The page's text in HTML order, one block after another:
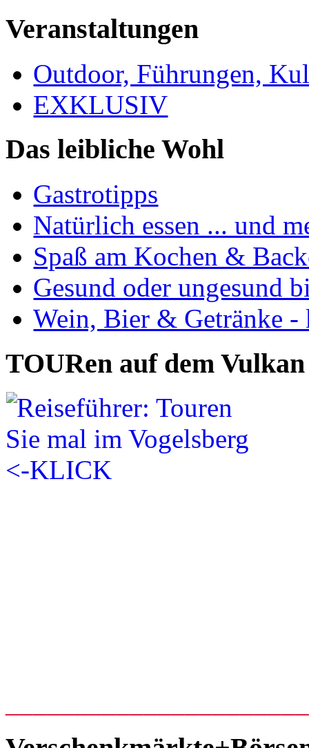
Veranstaltungen
Outdoor, Führungen,
EXKLUSIV
Das leibliche Wohl
Gastrotipps
Natürlich essen ... und
Spaß am Kochen &
Gesund oder ungesund
Wein, Bier & Getränke -
TOURen auf dem Vulkan